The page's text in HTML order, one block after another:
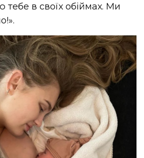
в своїх обіймах. Ми